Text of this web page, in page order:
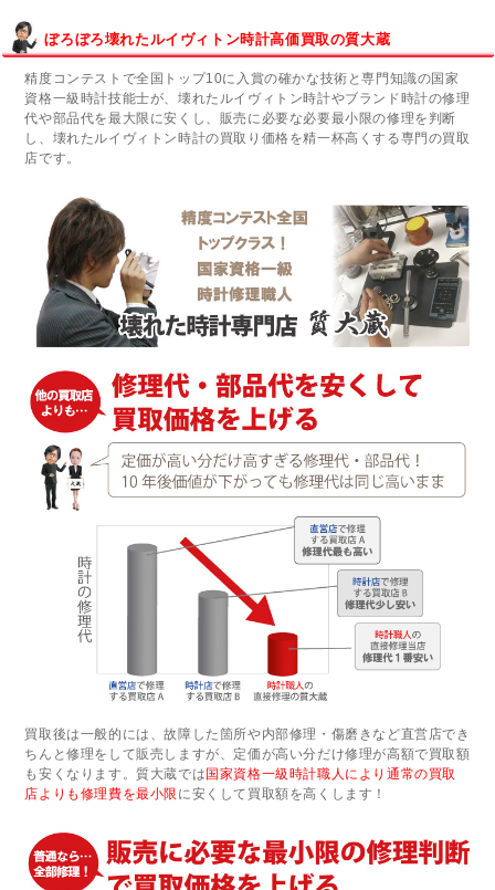
ぼろぼろ壊れたルイヴィトン時計高価買取の質大蔵
精度コンテストで全国トップ10に入賞の確かな技術と専門知識の国家
資格一級時計技能士が、壊れたルイヴィトン時計やブランド時計の修理
代や部品代を最大限に安くし、販売に必要な必要最小限の修理を判断
し、壊れたルイヴィトン時計の買取り価格を精一杯高くする専門の買取
店です。
買取後は一般的には、故障した箇所や内部修理・傷磨きなど直営店でき
ちんと修理をして販売しますが、定価が高い分だけ修理が高額で買取額
も安くなります。質大蔵では国家資格一級時計職人により通常の買取
店よりも修理費を最小限 に安くして買取額を高くします！